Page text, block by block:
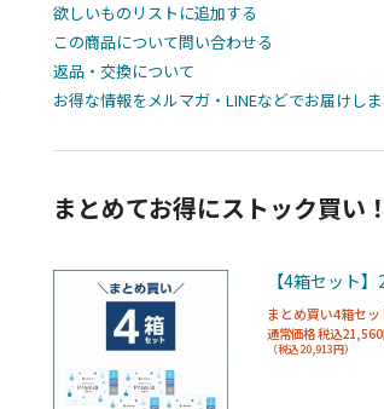
欲しいものリストに追加する
この商品について問い合わせる
返品・交換について
お得な情報をメルマガ・LINEなどでお届けし
まとめてお得にストック買い！
【4箱セット
まとめ買い4箱セッ
通常価格 税込
（税込20,913円）